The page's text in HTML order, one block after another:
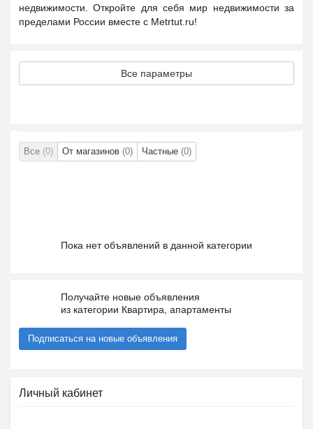
недвижимости. Откройте для себя мир недвижимости за
пределами России вместе с Metrtut.ru!
Все параметры
Все (0) От магазинов (0) Частные (0)
Пока нет объявлений в данной категории
Получайте новые объявления
из категории Квартира, апартаменты
Подписаться на новые объявления
Личный кабинет